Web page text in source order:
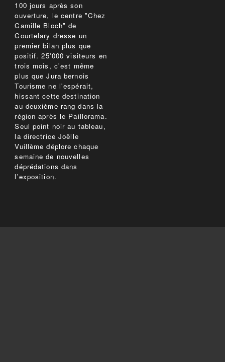
100 jours après son
ouverture, le centre "Chez
Camille Bloch" de
Courtelary dresse un
premier bilan plus que
positif. 25'000 visiteurs en
trois mois, c'est même
plus que Jura bernois
Tourisme ne l'espérait,
hissant cette destination
au deuxième rang dans la
région après le Paillorama.
Seul point noir au tableau,
la directrice Joëlle
Vuillème déplore chaque
semaine de nouvelles
déprédations dans
l'exposition.